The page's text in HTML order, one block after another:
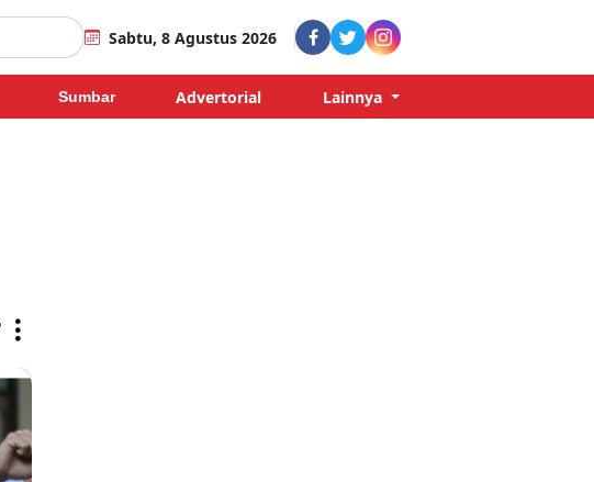
Sabtu, 8 Agustus 2026
Sumbar Advertorial Lainnya